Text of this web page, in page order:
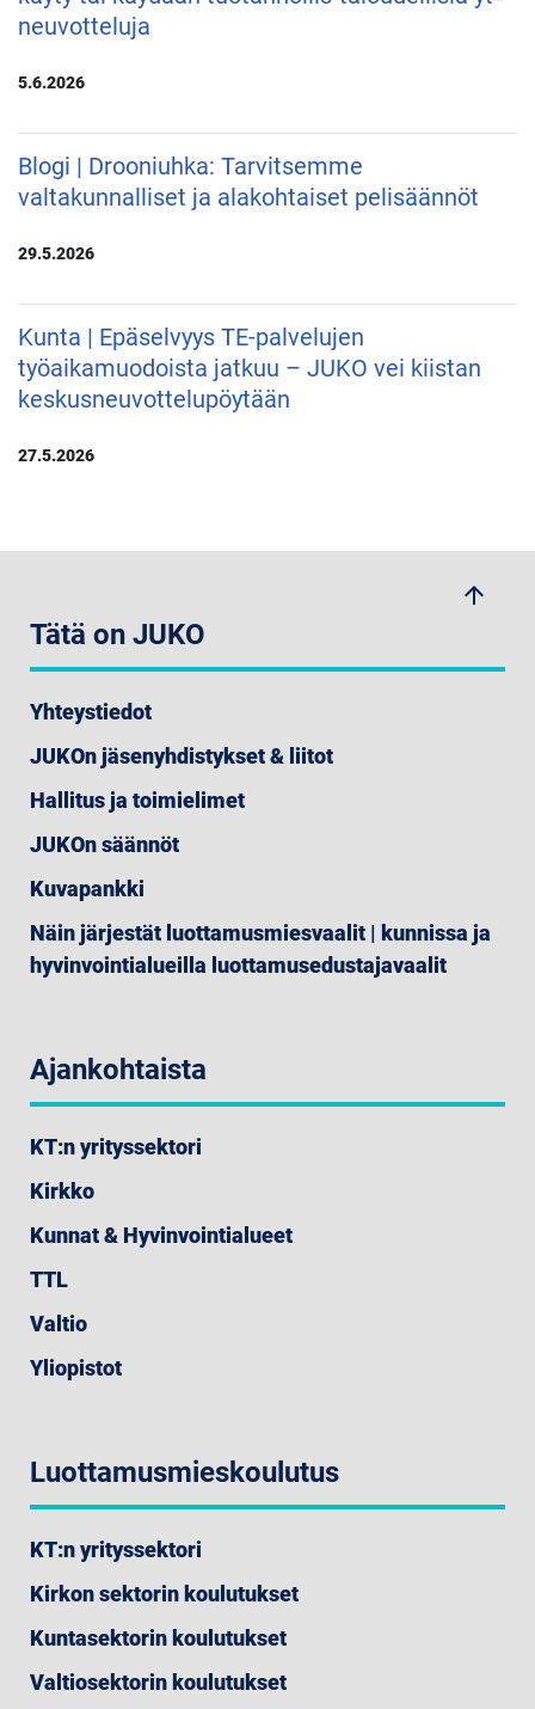
neuvotteluja
5.6.2026
Blogi | Drooniuhka: Tarvitsemme
valtakunnalliset ja alakohtaiset pelisäännöt
29.5.2026
Kunta | Epäselvyys TE-palvelujen
työaikamuodoista jatkuu – JUKO vei kiistan
keskusneuvottelupöytään
27.5.2026
arrow_upwards
Tätä on JUKO
Yhteystiedot
JUKOn jäsenyhdistykset & liitot
Hallitus ja toimielimet
JUKOn säännöt
Kuvapankki
Näin järjestät luottamusmiesvaalit | kunnissa ja
hyvinvointialueilla luottamusedustajavaalit
Ajankohtaista
KT:n yrityssektori
Kirkko
Kunnat & Hyvinvointialueet
TTL
Valtio
Yliopistot
Luottamusmieskoulutus
KT:n yrityssektori
Kirkon sektorin koulutukset
Kuntasektorin koulutukset
Valtiosektorin koulutukset